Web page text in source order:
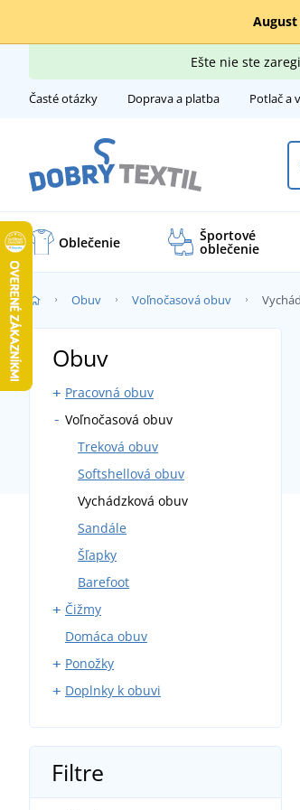
Ešte nie ste
Časté otázky Doprava a platba Potlač a
Oblečenie Športové
oblečenie
Obuv Voľnočasová obuv
Obuv
Pracovná obuv
Nízka obuv
Členková obuv
Farmárky
Tenisky
Pracovné sandále
Pracovné šľapky
Široká pracovná obuv
Voľnočasová obuv
Treková obuv
Softshellová obuv
Vychádzková obuv
Sandále
Šľapky
Barefoot
Čižmy
Rybárske čižmy
Domáca obuv
Ponožky
Klasické ponožky
Doplnky k obuvi
Vložky do topánok
Starostlivosť o obuv
Filtre